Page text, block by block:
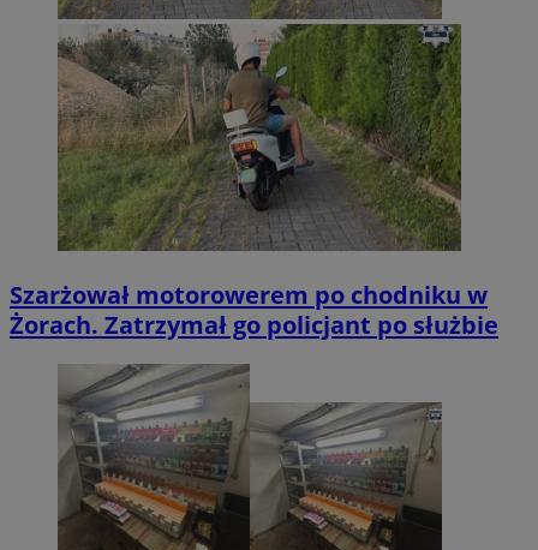
Szarżował motorowerem po chodniku w
Żorach. Zatrzymał go policjant po służbie